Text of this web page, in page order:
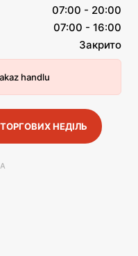
07:00 - 20:00
07:00 - 16:00
Закрито
handlu
НЕДІЛЬ